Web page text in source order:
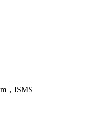
，ISMS